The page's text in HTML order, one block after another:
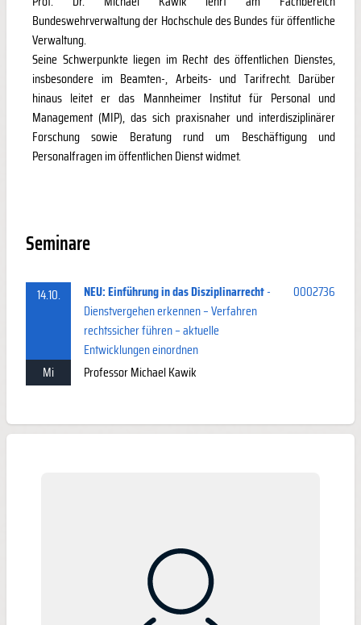
Bundeswehrverwaltung der Hochschule des Bundes für öffentliche
Verwaltung.
Seine Schwerpunkte liegen im Recht des öffentlichen Dienstes,
insbesondere im Beamten-, Arbeits- und Tarifrecht. Darüber
hinaus leitet er das Mannheimer Institut für Personal und
Management (MIP), das sich praxisnaher und interdisziplinärer
Forschung sowie Beratung rund um Beschäftigung und
Personalfragen im öffentlichen Dienst widmet.
Seminare
14.10. NEU: Einführung in das Disziplinarrecht-
Dienstvergehen erkennen – Verfahren
rechtssicher führen – aktuelle
Entwicklungen einordnen
0002736
Mi Professor Michael Kawik